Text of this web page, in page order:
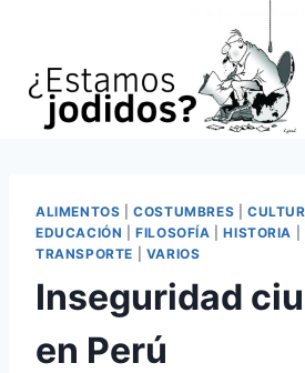
contenido
ALIMENTOS |COSTUMBRES
EDUCACIÓN |FILOSOFÍA |HISTORIA
TRANSPORTE
VARIOS
Inseguridad
en Perú